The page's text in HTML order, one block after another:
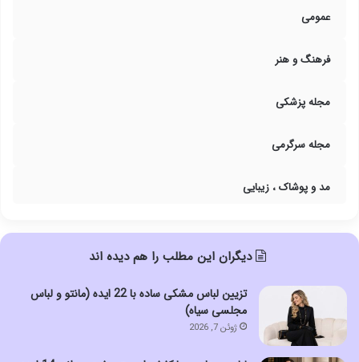
عمومی
فرهنگ و هنر
مجله پزشکی
مجله سرگرمی
مد و پوشاک ، زیبایی
دیگران این مطلب را هم دیده اند
تزیین لباس مشکی ساده با 22 ایده (مانتو و لباس
مجلسی سیاه)
ژوئن 7, 2026